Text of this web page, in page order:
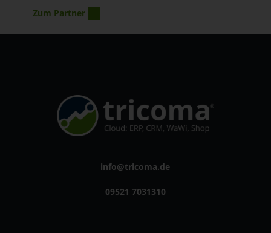
Zum Partner
info@tricoma.de
09521 7031310